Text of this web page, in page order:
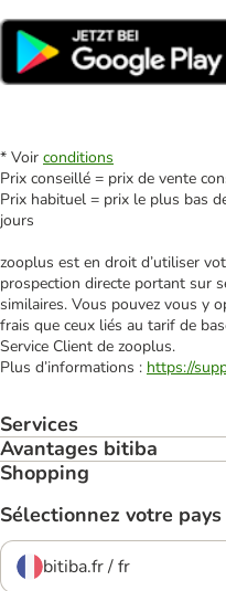
* Voir conditions
Prix conseillé = prix de vente
Prix habituel = prix le plus bas
jours
zooplus est en droit d’utiliser
prospection directe portant sur
similaires. Vous pouvez vous y
frais que ceux liés au tarif de
Service Client de zooplus.
Plus d’informations : https://
Services
Avantages bitiba
Shopping
Sélectionnez votre pays
bitiba.fr / fr